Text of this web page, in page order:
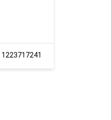
1223717241